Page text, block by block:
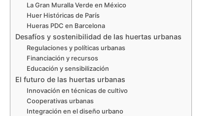
La Gran Muralla Verde en México
Huer Históricas de París
Hueras PDC en Barcelona
Desafíos y sostenibilidad de las huertas urbanas
Regulaciones y políticas urbanas
Financiación y recursos
Educación y sensibilización
El futuro de las huertas urbanas
Innovación en técnicas de cultivo
Cooperativas urbanas
Integración en el diseño urbano